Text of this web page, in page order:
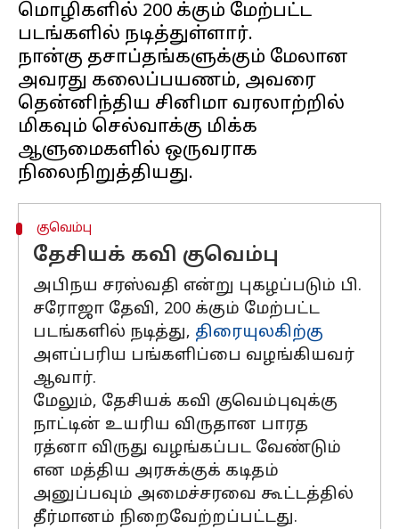
மொழிகளில் 200 க்கும் மேற்பட்ட
படங்களில் நடித்துள்ளார்.
நான்கு தசாப்தங்களுக்கும் மேலான
அவரது கலைப்பயணம், அவரை
தென்னிந்திய சினிமா வரலாற்றில்
மிகவும் செல்வாக்கு மிக்க
ஆளுமைகளில் ஒருவராக
குவெம்பு
தேசியக் கவி குவெம்பு
அபிநய சரஸ்வதி என்று புகழப்படும் பி.
சரோஜா தேவி, 200 க்கும் மேற்பட்ட
படங்களில் நடித்து, திரையுலகிற்கு
அளப்பரிய பங்களிப்பை வழங்கியவர்
ஆவார்.
மேலும், தேசியக் கவி குவெம்புவுக்கு
நாட்டின் உயரிய விருதான பாரத
ரத்னா விருது வழங்கப்பட வேண்டும்
என மத்திய அரசுக்குக் கடிதம்
அனுப்பவும் அமைச்சரவை கூட்டத்தில்
தீர்மானம் நிறைவேற்றப்பட்டது.